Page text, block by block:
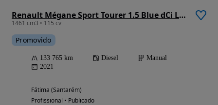
Renault Mégane Sport Tourer 1.5 Blue dCi Limited
1461 cm3 • 115 cv
Promovido
133 765 km Diesel
Manual
2021
Fátima (Santarém)
Profissional • Publicado